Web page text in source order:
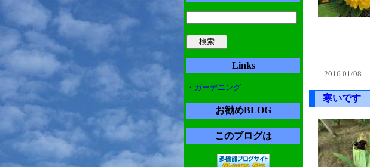
Links
・ガーデニング
お勧めBLOG
このブログは
2016 01/08
寒いです